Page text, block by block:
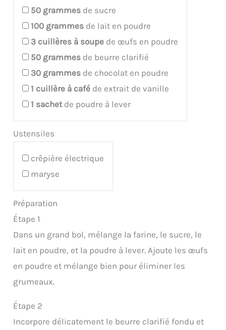
50 grammes de sucre
100 grammes de lait en poudre
3 cuillères à soupe de œufs en poudre
50 grammes de beurre clarifié
30 grammes de chocolat en poudre
1 cuillère à café de extrait de vanille
1 sachetde poudre à lever
Ustensiles
crêpière électrique
maryse
Préparation
Étape 1
Dans un grand bol, mélange la farine, le sucre, le
lait en poudre, et la poudre à lever. Ajoute les œufs
en poudre et mélange bien pour éliminer les
grumeaux.
Étape 2
Incorpore délicatement le beurre clarifié fondu et